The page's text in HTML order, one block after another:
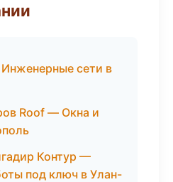
сети в
Roof — Окна и
Контур —
под ключ в Улан-